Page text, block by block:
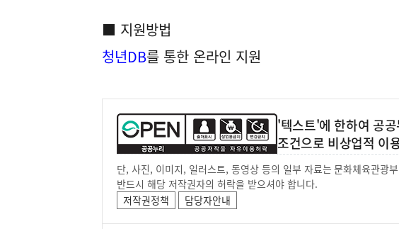
■ 지원방법
청년DB를 통한 온라인 지원
'텍스트'에 한하여 공
조건으로 비상업적 이
단, 사진, 이미지, 일러스트, 동영상 등의 일부 자료는 문화체육관광
반드시 해당 저작권자의 허락을 받으셔야 합니다.
저작권정책
담당자안내